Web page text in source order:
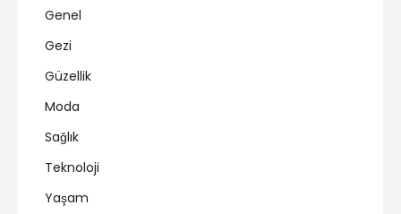
Genel
Gezi
Güzellik
Moda
Sağlık
Teknoloji
Yaşam